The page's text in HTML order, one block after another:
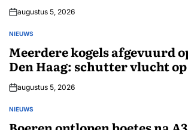
augustus 5, 2026
GEPLAATST
NIEUWS
Meerdere kogels afgevuurd
Den Haag: schutter vlucht
augustus 5, 2026
GEPLAATST
NIEUWS